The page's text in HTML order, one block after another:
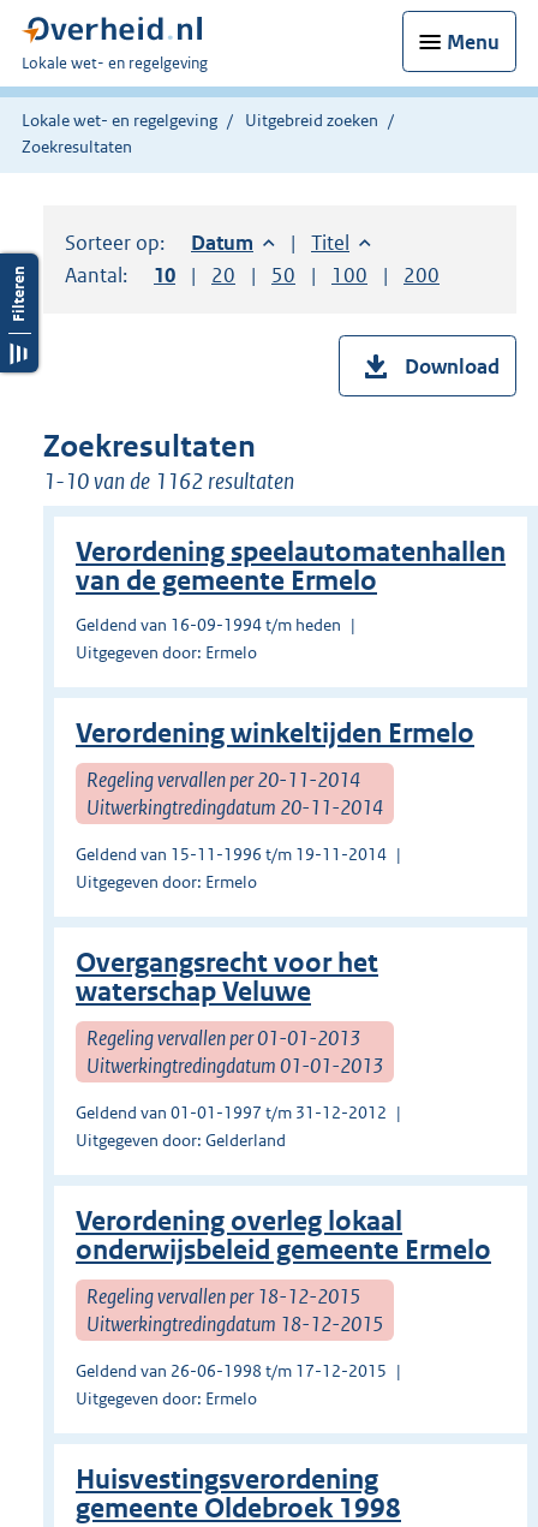
Menu
U
bent
hier:
Lokale wet- en regelgeving
Lokale wet- en regelgeving
Uitgebreid zoeken
Zoekresultaten
Sorteer op: Sorteer op:
Datum aflopendSorteer op:
Titel oplopend
Aantal:
Toon
10 resultaten per pagina
Toon
20 resultaten per pagina
Toon
50 resultaten per pagina
Toon
100 resultaten per
Toon
200
Download
Zoekresultaten
1-10 van de 1162 resultaten
Verordening speelautomatenhallen
van de gemeente Ermelo
Geldend van 16-09-1994 t/m heden
Uitgegeven door: Ermelo
Verordening winkeltijden Ermelo
Regeling vervallen per 20-11-2014
Uitwerkingtredingdatum 20-11-2014
Geldend van 15-11-1996 t/m 19-11-2014
Uitgegeven door: Ermelo
Overgangsrecht voor het
waterschap Veluwe
Regeling vervallen per 01-01-2013
Uitwerkingtredingdatum 01-01-2013
Geldend van 01-01-1997 t/m 31-12-2012
Uitgegeven door: Gelderland
Verordening overleg lokaal
onderwijsbeleid gemeente Ermelo
Regeling vervallen per 18-12-2015
Uitwerkingtredingdatum 18-12-2015
Geldend van 26-06-1998 t/m 17-12-2015
Uitgegeven door: Ermelo
Huisvestingsverordening
gemeente Oldebroek 1998